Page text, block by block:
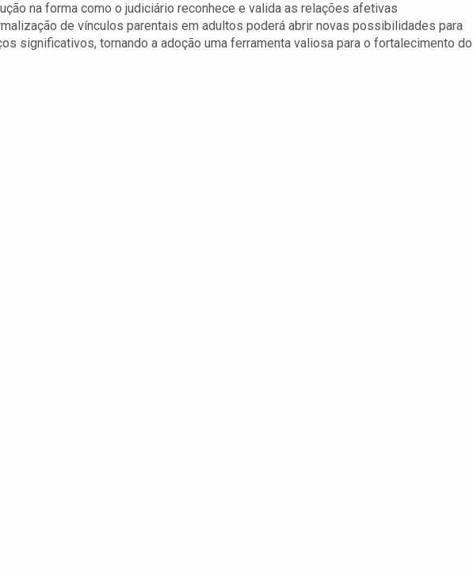
na forma como o judiciário reconhece e valida as relações afetivas
de vínculos parentais em adultos poderá abrir novas possibilidades para
significativos, tornando a adoção uma ferramenta valiosa para o fortalecimento